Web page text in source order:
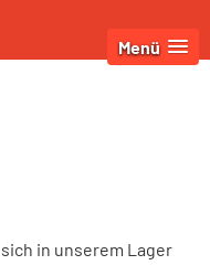
Menü
in unserem Lager